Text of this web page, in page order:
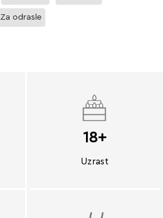
Za odrasle
18+
Uzrast